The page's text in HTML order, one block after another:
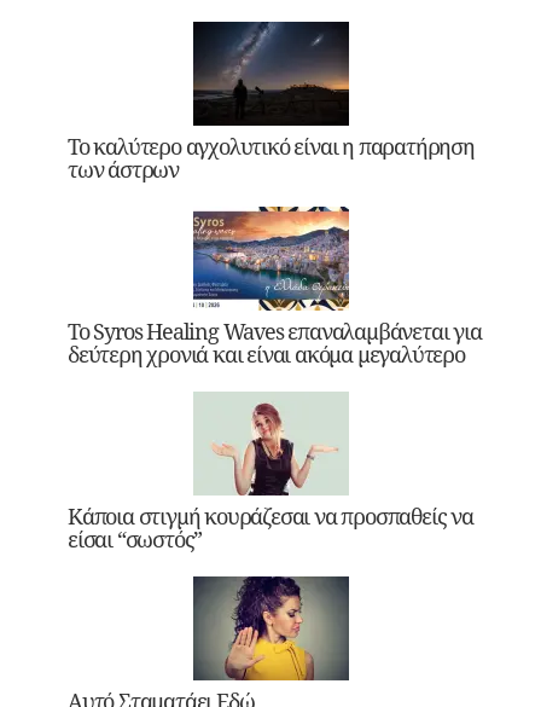
Το καλύτερο αγχολυτικό είναι η παρατήρηση
των άστρων
Το Syros Healing Waves επαναλαμβάνεται για
δεύτερη χρονιά και είναι ακόμα μεγαλύτερο
Κάποια στιγμή κουράζεσαι να προσπαθείς να
είσαι “σωστός”
Αυτό Σταματάει Εδώ